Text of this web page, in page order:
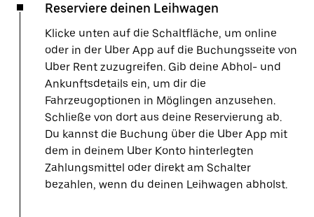
Reserviere deinen Leihwagen
Klicke unten auf die Schaltfläche, um online
oder in der Uber App auf die Buchungsseite von
Uber Rent zuzugreifen. Gib deine Abhol- und
Ankunftsdetails ein, um dir die
Fahrzeugoptionen in Möglingen anzusehen.
Schließe von dort aus deine Reservierung ab.
Du kannst die Buchung über die Uber App mit
dem in deinem Uber Konto hinterlegten
Zahlungsmittel oder direkt am Schalter
bezahlen, wenn du deinen Leihwagen abholst.